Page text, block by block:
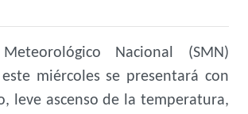
Nacional (SMN)
miércoles se presentará con
leve ascenso de la temperatura,